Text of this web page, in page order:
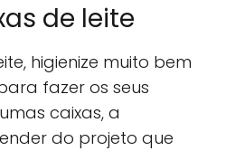
de leite
higienize muito bem
fazer os seus
caixas, a
do projeto que